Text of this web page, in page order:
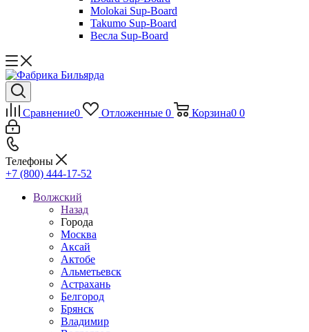
Molokai Sup-Board
Takumo Sup-Board
Весла Sup-Board
Сравнение0 Отложенные 0 Корзина0 0
Телефоны
+7 (800) 444-17-52
Волжский
Назад
Города
Москва
Аксай
Актобе
Альметьевск
Астрахань
Белгород
Брянск
Владимир